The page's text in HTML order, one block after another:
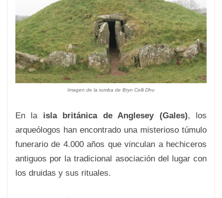
Imagen de la tumba de Bryn Celli Dhu
En la isla británica de Anglesey (Gales), los
arqueólogos han encontrado una misterioso túmulo
funerario de 4.000 años que vinculan a hechiceros
antiguos por la tradicional asociación del lugar con
los druidas y sus rituales.